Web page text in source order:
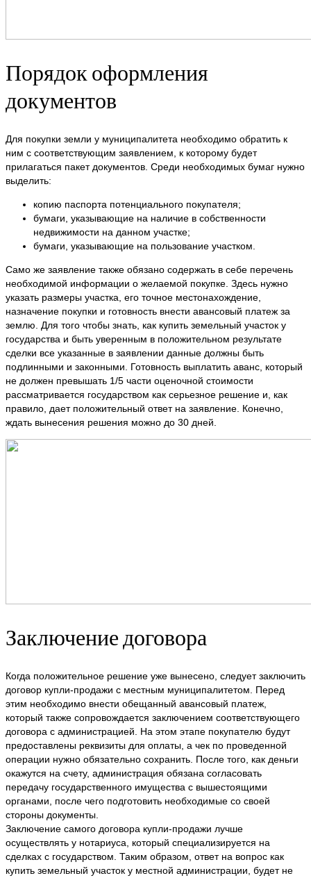
Порядок оформления
документов
Для покупки земли у муниципалитета необходимо обратить к
ним с соответствующим заявлением, к которому будет
прилагаться пакет документов. Среди необходимых бумаг нужно
выделить:
копию паспорта потенциального покупателя;
бумаги, указывающие на наличие в собственности
недвижимости на данном участке;
бумаги, указывающие на пользование участком.
Само же заявление также обязано содержать в себе перечень
необходимой информации о желаемой покупке. Здесь нужно
указать размеры участка, его точное местонахождение,
назначение покупки и готовность внести авансовый платеж за
землю. Для того чтобы знать, как купить земельный участок у
государства и быть уверенным в положительном результате
сделки все указанные в заявлении данные должны быть
подлинными и законными. Готовность выплатить аванс, который
не должен превышать 1/5 части оценочной стоимости
рассматривается государством как серьезное решение и, как
правило, дает положительный ответ на заявление. Конечно,
ждать вынесения решения можно до 30 дней.
Заключение договора
Когда положительное решение уже вынесено, следует заключить
договор купли-продажи с местным муниципалитетом. Перед
этим необходимо внести обещанный авансовый платеж,
который также сопровождается заключением соответствующего
договора с администрацией. На этом этапе покупателю будут
предоставлены реквизиты для оплаты, а чек по проведенной
операции нужно обязательно сохранить. После того, как деньги
окажутся на счету, администрация обязана согласовать
передачу государственного имущества с вышестоящими
органами, после чего подготовить необходимые со своей
стороны документы.
Заключение самого договора купли-продажи лучше
осуществлять у нотариуса, который специализируется на
сделках с государством. Таким образом, ответ на вопрос как
купить земельный участок у местной администрации, будет не